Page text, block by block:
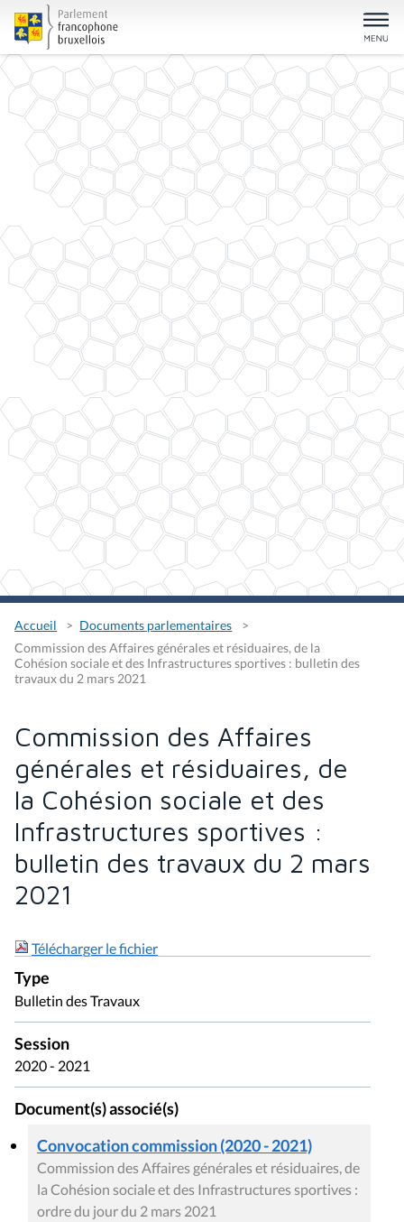
Accueil
Documents parlementaires
Commission des Affaires générales et résiduaires, de la
Cohésion sociale et des Infrastructures sportives : bulletin des
travaux du 2 mars 2021
Commission des Affaires
générales et résiduaires, de
la Cohésion sociale et des
Infrastructures sportives :
bulletin des travaux du 2 mars
2021
Télécharger le fichier
Type
Bulletin des Travaux
Session
2020 - 2021
Document(s) associé(s)
Convocation commission (2020 - 2021)
Commission des Affaires générales et résiduaires, de
la Cohésion sociale et des Infrastructures sportives :
ordre du jour du 2 mars 2021